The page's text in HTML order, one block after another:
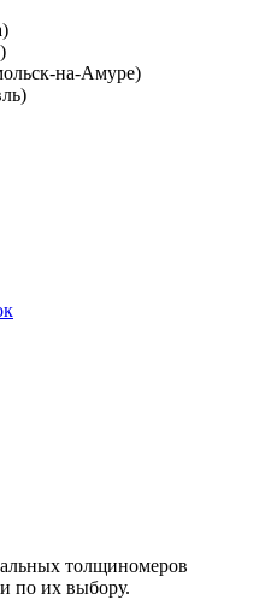
на-Амуре)
толщиномеров
по их выбору.